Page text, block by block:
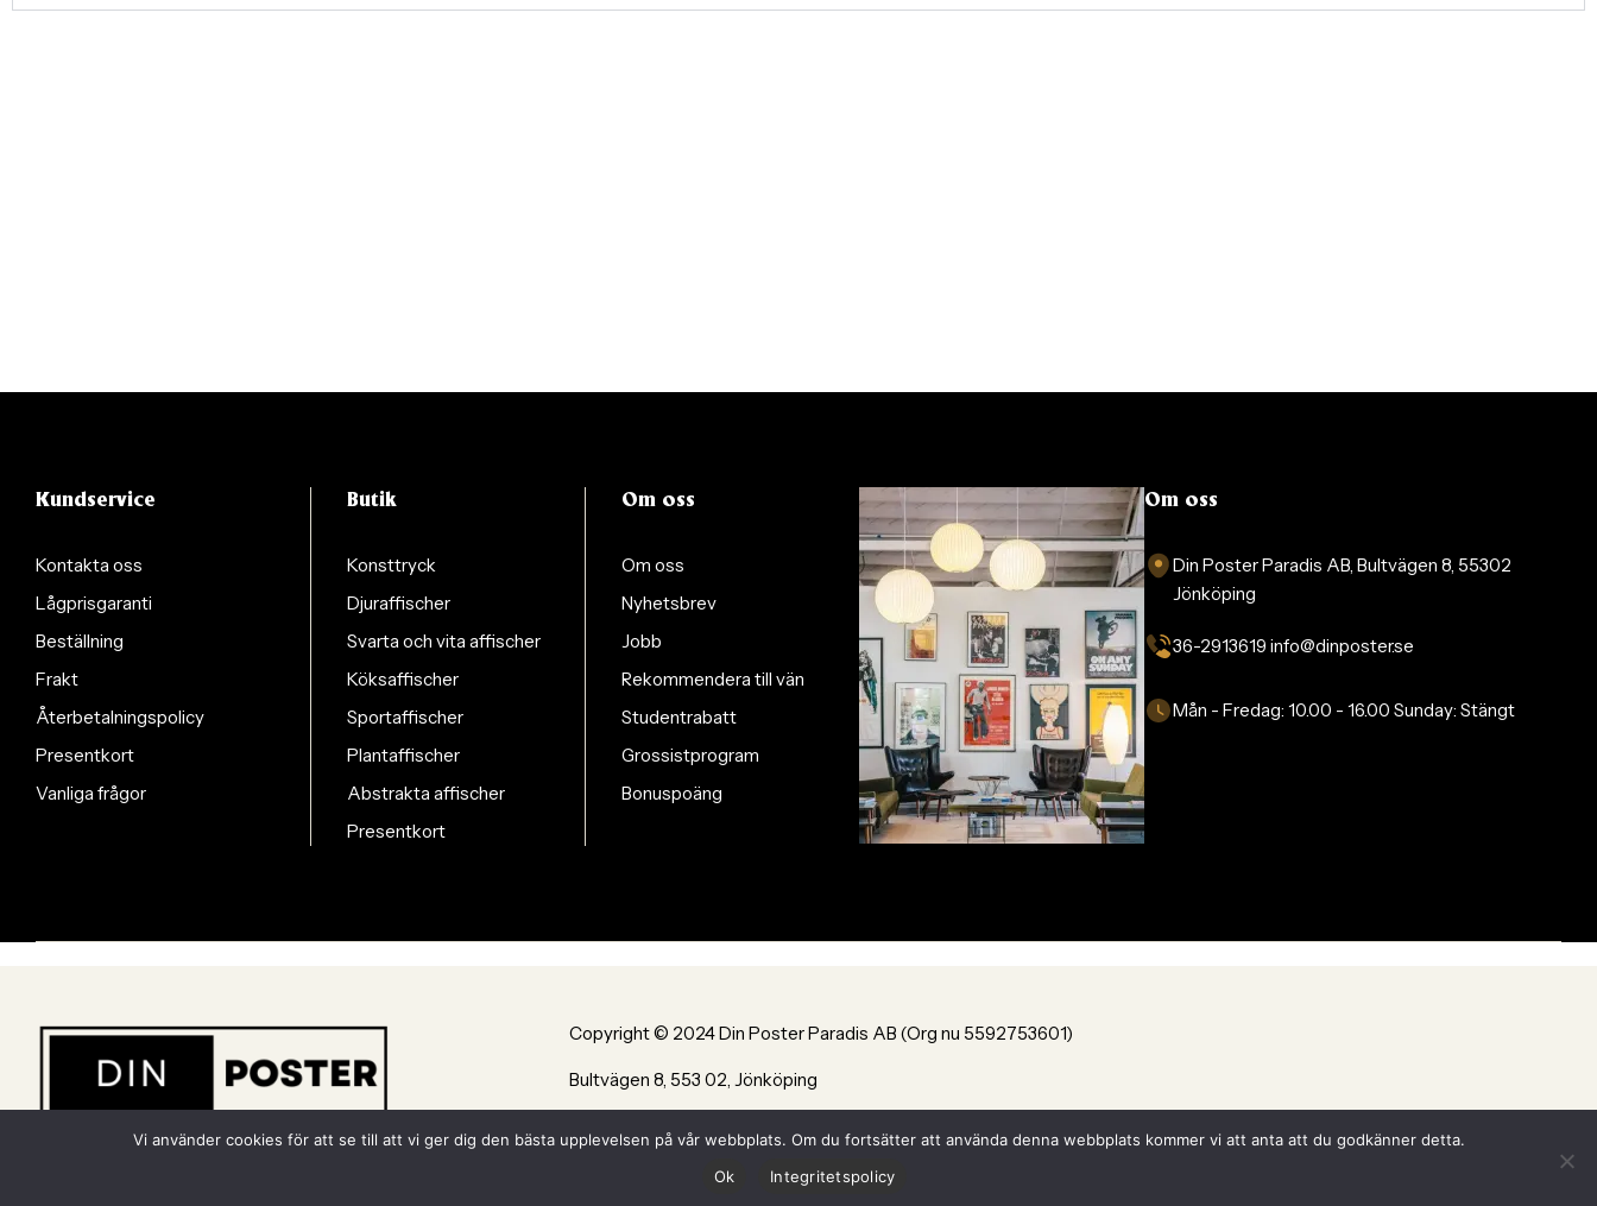
Kundservice
Kontakta oss
Lågprisgaranti
Beställning
Frakt
Återbetalningspolicy
Presentkort
Vanliga frågor
Butik
Konsttryck
Djuraffischer
Svarta och vita affischer
Köksaffischer
Sportaffischer
Plantaffischer
Abstrakta affischer
Presentkort
Om oss
Om oss
Nyhetsbrev
Jobb
Rekommendera till vän
Studentrabatt
Grossistprogram
Bonuspoäng
Om oss
Din Poster Paradis AB, Bultvägen 8, 55302
Jönköping
36-2913619 info@dinposter.se​
Mån - Fredag:10.00 - 16.00Sunday:Stängt
Copyright © 2024 Din Poster Paradis AB (Org nu 5592753601)
Bultvägen 8, 553 02, Jönköping
Vi använder cookies för att se till att vi ger dig den bästa upplevelsen på vår webbplats. Om du fortsätter att använda denna webbplats kommer vi att anta att du godkänner detta.
Ok
Integritetspolicy